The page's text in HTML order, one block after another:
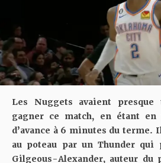
Les Nuggets avaient
gagner ce match, en étant en
d’avance à 6 minutes du
au poteau par un Thunder qui
Gilgeous-Alexander, auteur du